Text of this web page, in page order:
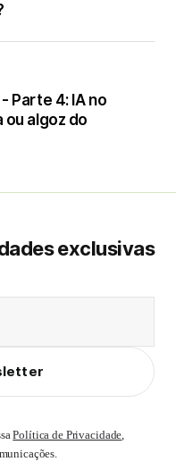
Parte 4: IA no
ou algoz do
exclusivas
Política de Privacidade,